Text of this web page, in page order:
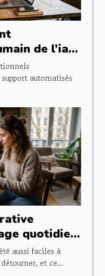
de l’ia
ligne ?
automatisés
quotidien
aussi faciles à
et ce...